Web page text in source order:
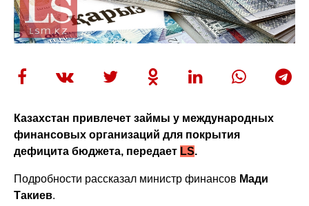
Казахстан привлечет займы у международных
финансовых организаций для покрытия
дефицита бюджета, передает LS.
Подробности рассказал министр финансов Мади
Такиев.